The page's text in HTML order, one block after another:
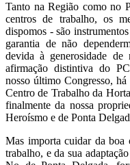
Tanto na Região como no
centros de trabalho, os
dispomos - são
garantia de não
devida à generosidade
afirmação distintiva do
nosso último Congresso,
Centro de Trabalho da
finalmente da nossa
Heroísmo e de Ponta
Mas importa cuidar da boa
trabalho, e da sua